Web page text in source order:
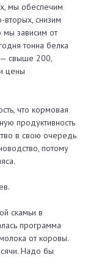
мы обеспечим
вторых, снизим
мы зависим от
тонна белка
— свыше 200,
цены
что кормовая
продуктивность
в свою очередь
потому
скамьи в
программа
от коровы.
Надо бы